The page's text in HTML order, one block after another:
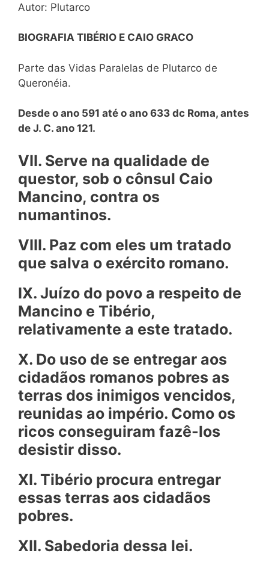
Autor: Plutarco
BIOGRAFIA TIBÉRIO E CAIO GRACO
Parte das Vidas Paralelas de Plutarco de
Queronéia.
Desde o ano 591 até o ano 633 dc Roma, antes
de J. C. ano 121.
VII. Serve na qualidade de
questor, sob o cônsul Caio
Mancino, contra os
numantinos.
VIII. Paz com eles um tratado
que salva o exército romano.
IX. Juízo do povo a respeito de
Mancino e Tibério,
relativamente a este tratado.
X. Do uso de se entregar aos
cidadãos romanos pobres as
terras dos inimigos vencidos,
reunidas ao império. Como os
ricos conseguiram fazê-los
desistir disso.
XI. Tibério procura entregar
essas terras aos cidadãos
pobres.
XII. Sabedoria dessa lei.